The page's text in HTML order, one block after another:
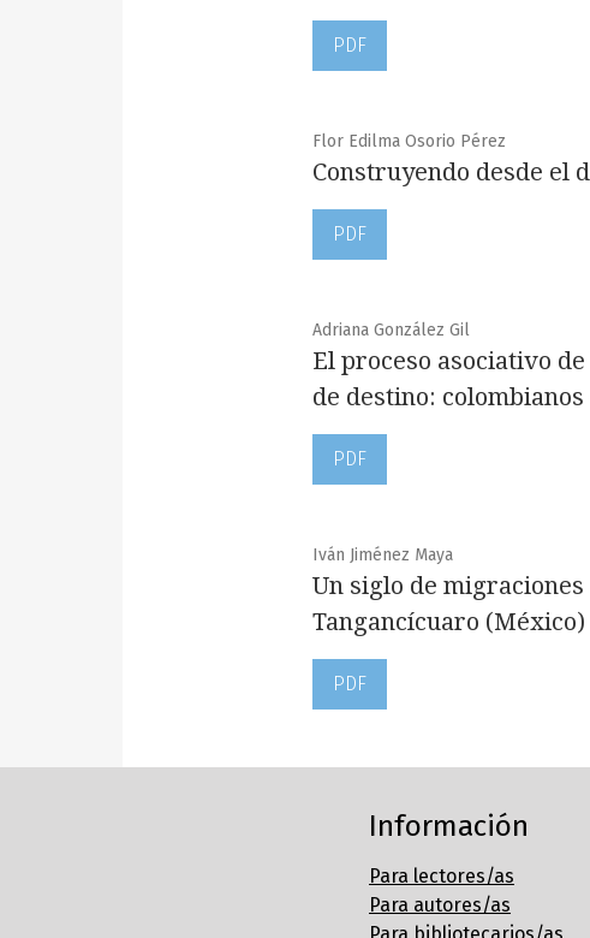
PDF
Flor Edilma Osorio Pérez
Construyendo desde el
PDF
Adriana González Gil
El proceso asociativo
de destino: colombianos
PDF
Iván Jiménez Maya
Un siglo de
Tangancícuaro (México)
PDF
Información
Para lectores/as
Para autores/as